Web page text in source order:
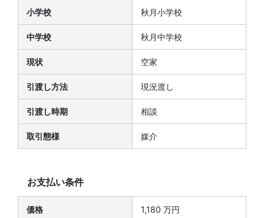
小学校 秋月小学校
中学校 秋月中学校
現状 空家
引渡し方法 現況渡し
引渡し時期 相談
取引態様 媒介
お支払い条件
価格 1,180 万円